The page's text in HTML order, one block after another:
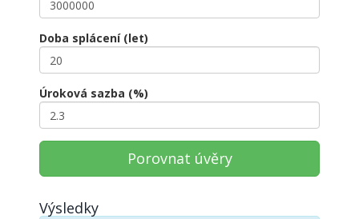
Doba splácení (let)
Úroková sazba (%)
Porovnat úvěry
Výsledky